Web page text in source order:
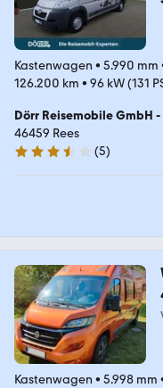
Kastenwagen • 5.990 mm
126.200 km • 96 kW (131
Dörr Reisemobile GmbH
46459 Rees
3.7 Sterne
(5)
Kastenwagen • 5.998 mm